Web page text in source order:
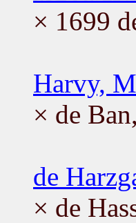
× 1699
Harvy,
× de
de
× de